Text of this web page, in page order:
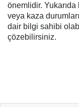
önemlidir.
veya kaza
dair bilgi sahibi
çözebilirsiniz.